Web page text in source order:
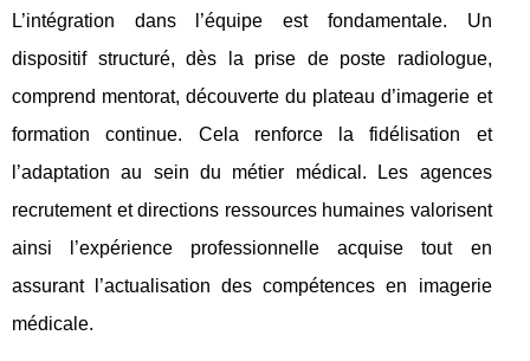
L’intégration dans l’équipe est fondamentale. Un
dispositif structuré, dès la prise de poste radiologue,
comprend mentorat, découverte du plateau d’imagerie et
formation continue. Cela renforce la fidélisation et
l’adaptation au sein du métier médical. Les agences
recrutement et directions ressources humaines valorisent
ainsi l’expérience professionnelle acquise tout en
assurant l’actualisation des compétences en imagerie
médicale.